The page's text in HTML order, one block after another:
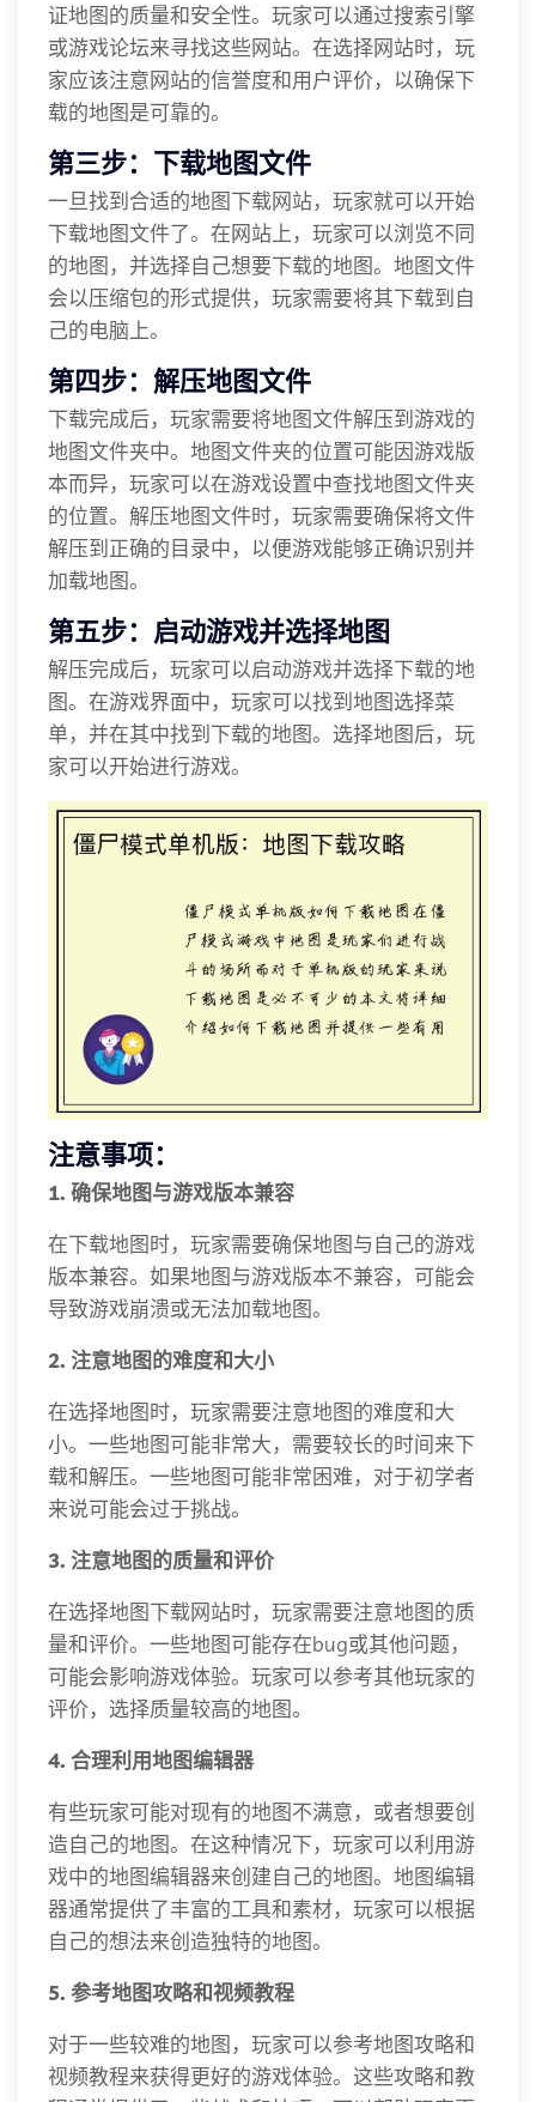
证地图的质量和安全性。玩家可以通过搜索引擎
或游戏论坛来寻找这些网站。在选择网站时，玩
家应该注意网站的信誉度和用户评价，以确保下
载的地图是可靠的。
第三步：下载地图文件
一旦找到合适的地图下载网站，玩家就可以开始
下载地图文件了。在网站上，玩家可以浏览不同
的地图，并选择自己想要下载的地图。地图文件
会以压缩包的形式提供，玩家需要将其下载到自
己的电脑上。
第四步：解压地图文件
下载完成后，玩家需要将地图文件解压到游戏的
地图文件夹中。地图文件夹的位置可能因游戏版
本而异，玩家可以在游戏设置中查找地图文件夹
的位置。解压地图文件时，玩家需要确保将文件
解压到正确的目录中，以便游戏能够正确识别并
加载地图。
第五步：启动游戏并选择地图
解压完成后，玩家可以启动游戏并选择下载的地
图。在游戏界面中，玩家可以找到地图选择菜
单，并在其中找到下载的地图。选择地图后，玩
家可以开始进行游戏。
注意事项：
1. 确保地图与游戏版本兼容
在下载地图时，玩家需要确保地图与自己的游戏
版本兼容。如果地图与游戏版本不兼容，可能会
导致游戏崩溃或无法加载地图。
2. 注意地图的难度和大小
在选择地图时，玩家需要注意地图的难度和大
小。一些地图可能非常大，需要较长的时间来下
载和解压。一些地图可能非常困难，对于初学者
来说可能会过于挑战。
3. 注意地图的质量和评价
在选择地图下载网站时，玩家需要注意地图的质
量和评价。一些地图可能存在bug或其他问题，
可能会影响游戏体验。玩家可以参考其他玩家的
评价，选择质量较高的地图。
4. 合理利用地图编辑器
有些玩家可能对现有的地图不满意，或者想要创
造自己的地图。在这种情况下，玩家可以利用游
戏中的地图编辑器来创建自己的地图。地图编辑
器通常提供了丰富的工具和素材，玩家可以根据
自己的想法来创造独特的地图。
5. 参考地图攻略和视频教程
对于一些较难的地图，玩家可以参考地图攻略和
视频教程来获得更好的游戏体验。这些攻略和教